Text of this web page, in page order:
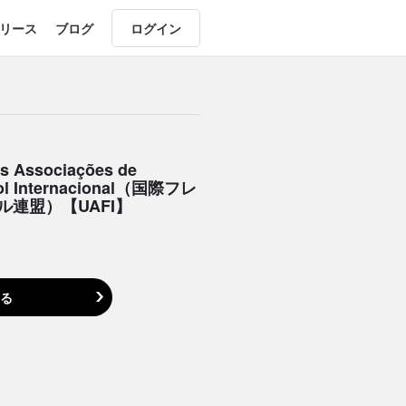
ース ブログ ログイン
Associações de
Internacional（国際フレ
連盟）【UAFI】